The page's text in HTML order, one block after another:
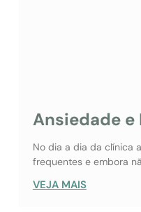
Ansiedade e
No dia a dia da clínica
frequentes e embora
VEJA MAIS